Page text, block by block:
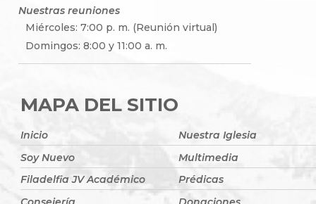
Nuestras reuniones
Miércoles: 7:00 p. m. (Reunión virtual)
Domingos: 8:00 y 11:00 a. m.
MAPA DEL SITIO
Inicio
Nuestra Iglesia
Soy Nuevo
Multimedia
Filadelfia JV Académico
Prédicas